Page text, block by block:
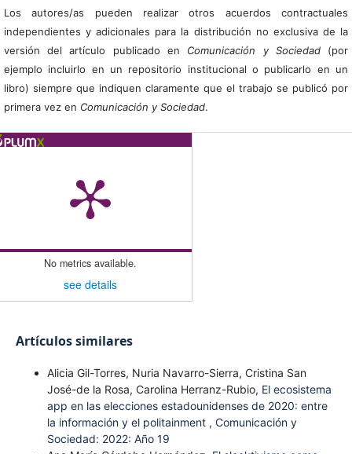
Los autores/as pueden realizar otros acuerdos contractuales
independientes y adicionales para la distribución no exclusiva de la
versión del artículo publicado en Comunicación y Sociedad(por
ejemplo incluirlo en un repositorio institucional o publicarlo en un
libro) siempre que indiquen claramente que el trabajo se publicó por
primera vez en Comunicación y Sociedad.
No metrics available.
see details
Artículos similares
Alicia Gil-Torres, Nuria Navarro-Sierra, Cristina San
José-de la Rosa, Carolina Herranz-Rubio, El ecosistema
app en las elecciones estadounidenses de 2020: entre
la información y el politainment , Comunicación y
Sociedad: 2022: Año 19